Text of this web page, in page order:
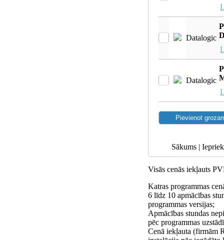
Datalogic
Datalogic
Sākums |
Visās cenās iekļauts
Katras programmas
6 līdz 10 apmācības
programmas versijas;
Apmācības stundas
pēc programmas
Cenā iekļauta (firmām